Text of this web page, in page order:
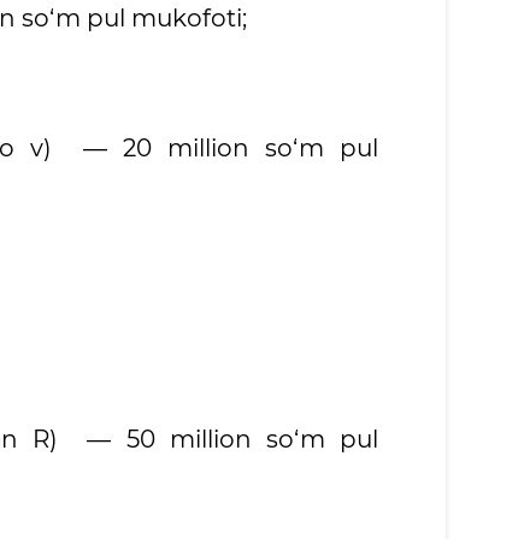
so‘m pul mukofoti;
v) — 20 million so‘m pul
R) — 50 million so‘m pul